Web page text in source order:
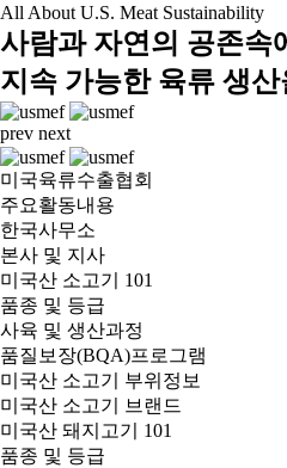
All About U.S. Meat Sustainability
사람과 자연의 공존속
지속 가능한 육류 생
prev next
미국육류수출협회
주요활동내용
한국사무소
본사 및 지사
미국산 소고기 101
품종 및 등급
사육 및 생산과정
품질보장(BQA)프로그램
미국산 소고기 부위정보
미국산 소고기 브랜드
미국산 돼지고기 101
품종 및 등급